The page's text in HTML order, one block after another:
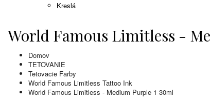
Kreslá
World Famous Limitless -
Domov
TETOVANIE
Tetovacie Farby
World Famous Limitless Tattoo Ink
World Famous Limitless - Medium Purple 1 30ml